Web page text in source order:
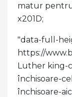
matur pentru
x201D;
"data-full-
https://
Luther king-
închisoare-
închisoare-